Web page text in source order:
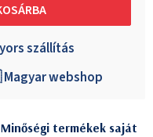
szállítás
webshop
Minőségi termékek saját